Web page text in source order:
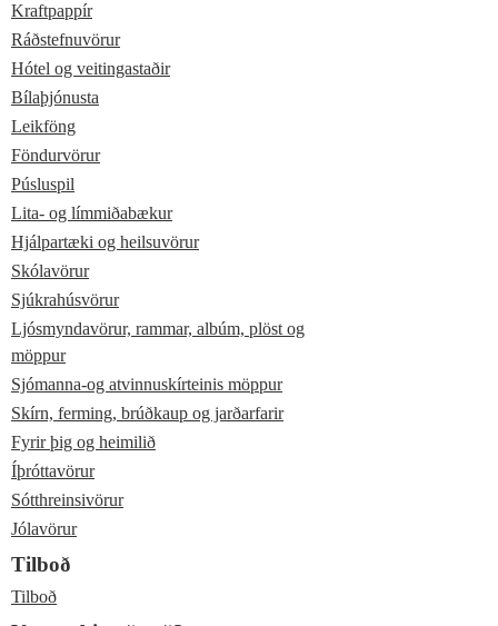
Kraftpappír
Ráðstefnuvörur
Hótel og veitingastaðir
Bílaþjónusta
Leikföng
Föndurvörur
Púsluspil
Lita- og límmiðabækur
Hjálpartæki og heilsuvörur
Skólavörur
Sjúkrahúsvörur
Ljósmyndavörur, rammar, albúm, plöst og
möppur
Sjómanna-og atvinnuskírteinis möppur
Skírn, ferming, brúðkaup og jarðarfarir
Fyrir þig og heimilið
Íþróttavörur
Sótthreinsivörur
Jólavörur
Tilboð
Tilboð